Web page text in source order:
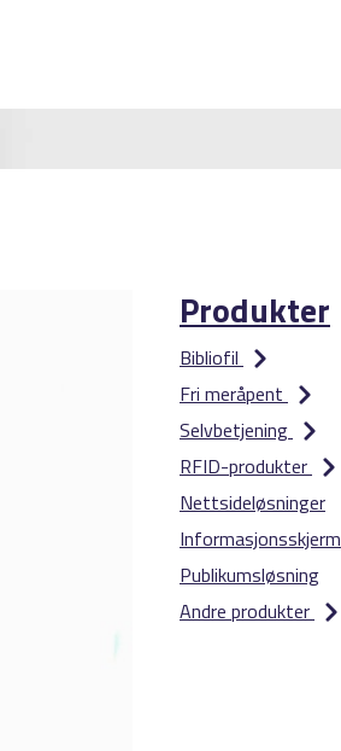
Produkter
Bibliofil
Fri meråpent
Selvbetjening
RFID-produkter
Nettsideløsninger
Informasjonsskjerm
Publikumsløsning
Andre produkter